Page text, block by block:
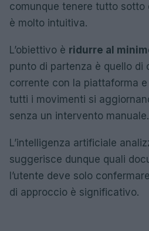
comunque tenere tutto sotto
è molto intuitiva.
L’obiettivo è ridurre al
punto di partenza è quello di
corrente con la piattaforma
tutti i movimenti si
senza un intervento manuale.
L’intelligenza artificiale
suggerisce dunque quali
l’utente deve solo
di approccio è significativo.